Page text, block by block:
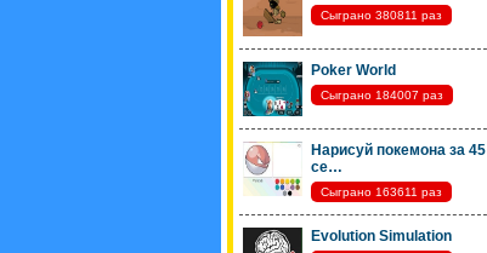
Сыграно 380811 раз
Poker World
Сыграно 184007 раз
Нарисуй покемона за 45
се…
Сыграно 163611 раз
Evolution Simulation